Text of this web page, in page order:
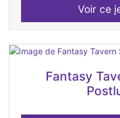
Voir ce
Fantasy